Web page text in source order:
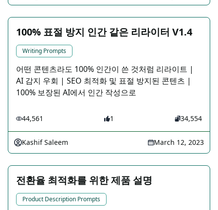
100% 표절 방지 인간 같은 리라이터 V1.4
Writing Prompts
어떤 콘텐츠라도 100% 인간이 쓴 것처럼 리라이트 |
AI 감지 우회 | SEO 최적화 및 표절 방지된 콘텐츠 |
100% 보장된 AI에서 인간 작성으로
44,561 1 34,554
Kashif Saleem March 12, 2023
전환율 최적화를 위한 제품 설명
Product Description Prompts